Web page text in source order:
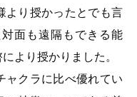
より授かったとでも言
面も遠隔もできる能
より授かりました。
ャクラに比べ優れてい